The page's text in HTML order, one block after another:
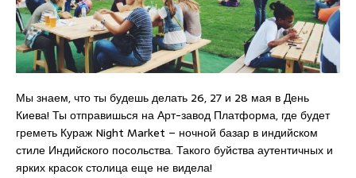
Мы знаем, что ты будешь делать 26, 27 и 28 мая в День
Киева! Ты отправишься на Арт-завод Платформа, где будет
греметь Кураж Night Market – ночной базар в индийском
стиле Индийского посольства. Такого буйства аутентичных и
ярких красок столица еще не видела!